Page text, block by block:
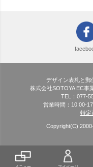
デザイン表札と郵
株式会社SOTOYA EC
TEL：077-
営業時間：10:00-
特定
Copyright(C) 2000-